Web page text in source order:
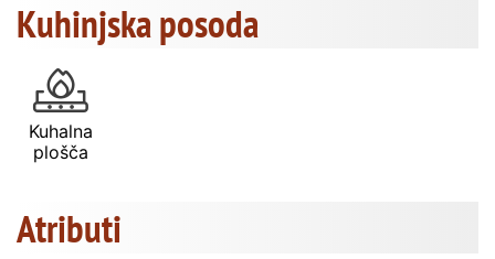
Kuhinjska posoda
Kuhalna
plošča
Atributi